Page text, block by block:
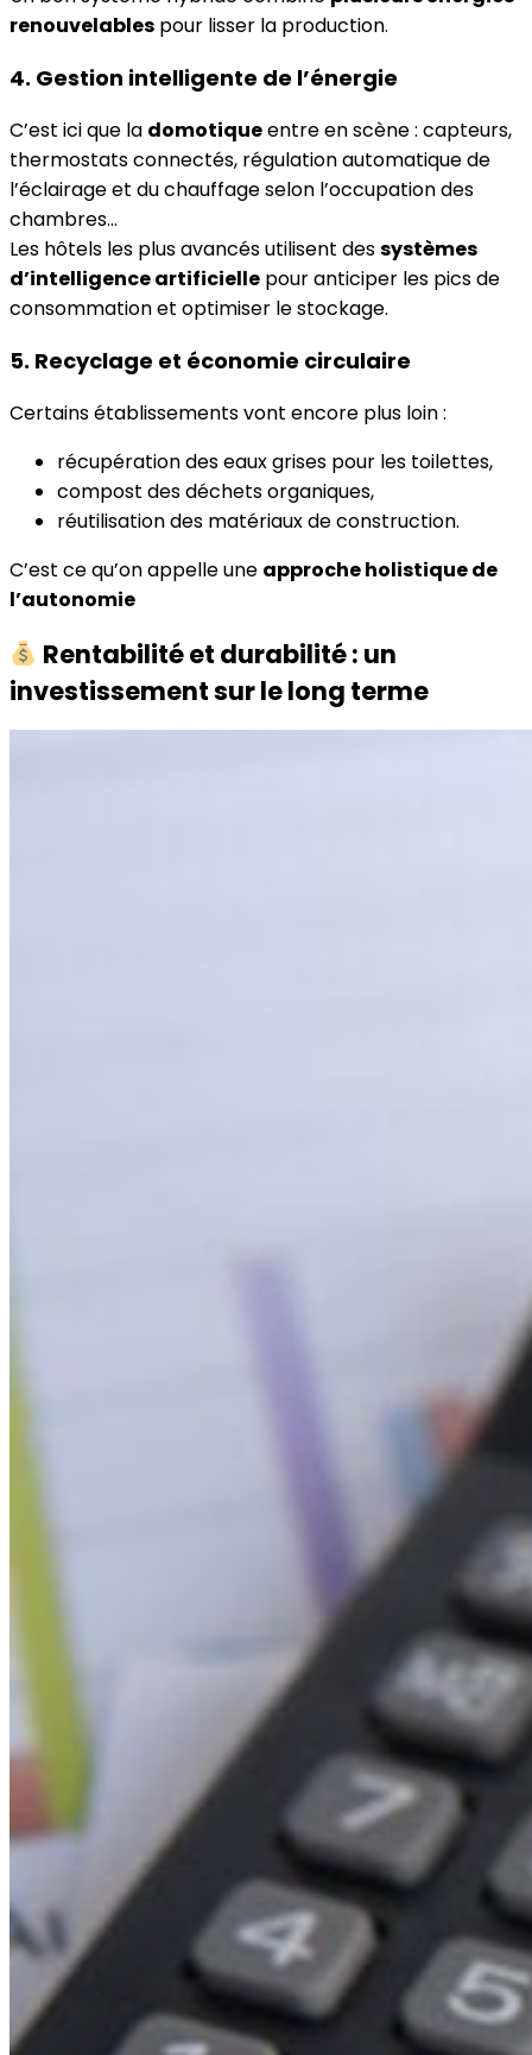
renouvelables pour lisser la production.
4. Gestion intelligente de l’énergie
C’est ici que la domotiqueentre en scène : capteurs,
thermostats connectés, régulation automatique de
l’éclairage et du chauffage selon l’occupation des
chambres…
Les hôtels les plus avancés utilisent dessystèmes
d’intelligence artificielle pour anticiper les pics de
consommation et optimiser le stockage.
5. Recyclage et économie circulaire
Certains établissements vont encore plus loin :
récupération des eaux grises pour les toilettes,
compost des déchets organiques,
réutilisation des matériaux de construction.
C’est ce qu’on appelle une approche holistique de
l’autonomie
Rentabilité et durabilité : un
investissement sur le long terme